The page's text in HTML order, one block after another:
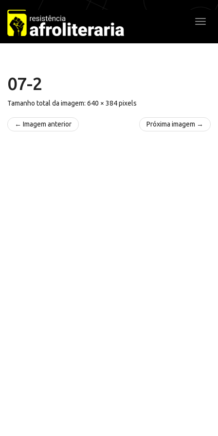
Pular
para
o
conteúdo
07-2
Tamanho total da imagem: 640 × 384pixels
← Imagem anterior Próxima imagem →